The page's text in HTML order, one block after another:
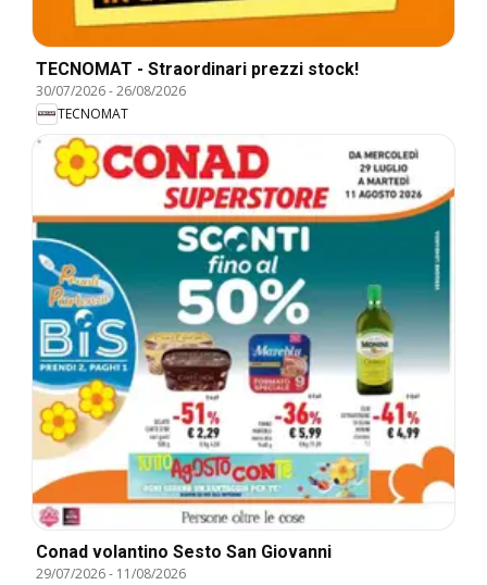
TECNOMAT - Straordinari prezzi stock!
30/07/2026-26/08/2026
TECNOMAT
Conad volantino Sesto San Giovanni
29/07/2026- 11/08/2026